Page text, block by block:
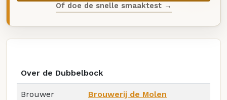
Of doe de snelle smaaktest →
Over de Dubbelbock
Brouwer Brouwerij de Molen